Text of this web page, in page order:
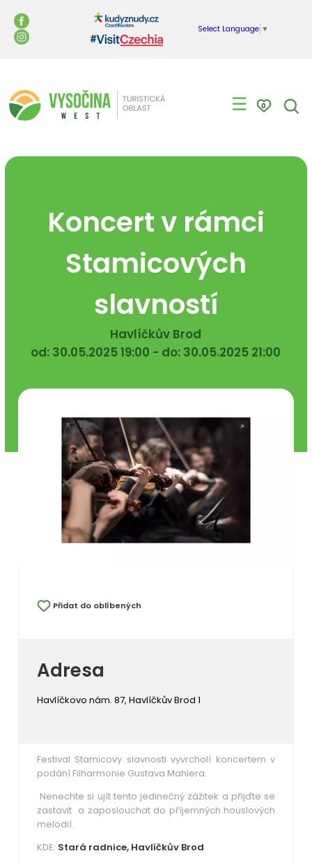
Select Language ▼
☰ 0
Koncert v rámci
Stamicových
slavností
Havlíčkův Brod
od: 30.05.2025 19:00 - do: 30.05.2025 21:00
Přidat do oblíbených
Adresa
Havlíčkovo nám. 87, Havlíčkův Brod 1
Festival Stamicovy slavnosti vyvrcholí koncertem v
podání Filharmonie Gustava Mahlera.
Nenechte si ujít tento jedinečný zážitek a přijďte se
zastavit a zaposlouchat do příjemných houslových
melodií.
KDE: Stará radnice, Havlíčkův Brod